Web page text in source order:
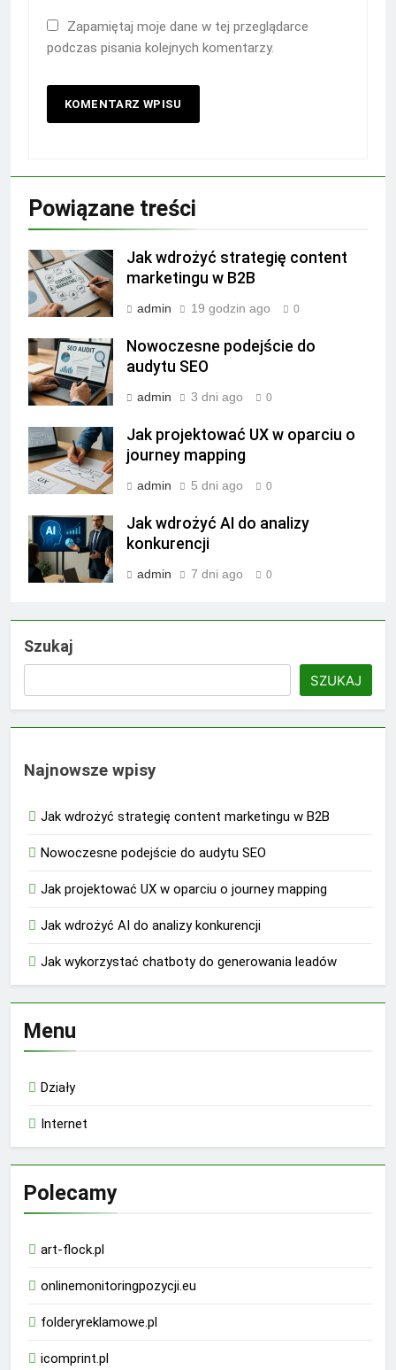
Zapamiętaj moje dane w tej przeglądarce
podczas pisania kolejnych komentarzy.
Powiązane treści
Jak wdrożyć strategię content
marketingu w B2B
admin 19 godzin ago 0
Nowoczesne podejście do
audytu SEO
admin 3 dni ago 0
Jak projektować UX w oparciu o
journey mapping
admin 5 dni ago 0
Jak wdrożyć AI do analizy
konkurencji
admin 7 dni ago 0
Szukaj
SZUKAJ
Najnowsze wpisy
Jak wdrożyć strategię content marketingu w B2B
Nowoczesne podejście do audytu SEO
Jak projektować UX w oparciu o journey mapping
Jak wdrożyć AI do analizy konkurencji
Jak wykorzystać chatboty do generowania leadów
Menu
Działy
Internet
Polecamy
art-flock.pl
onlinemonitoringpozycji.eu
folderyreklamowe.pl
icomprint.pl